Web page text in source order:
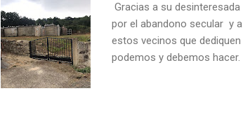
Gracias a su
por el abandono secular y
estos vecinos que
podemos y debemos